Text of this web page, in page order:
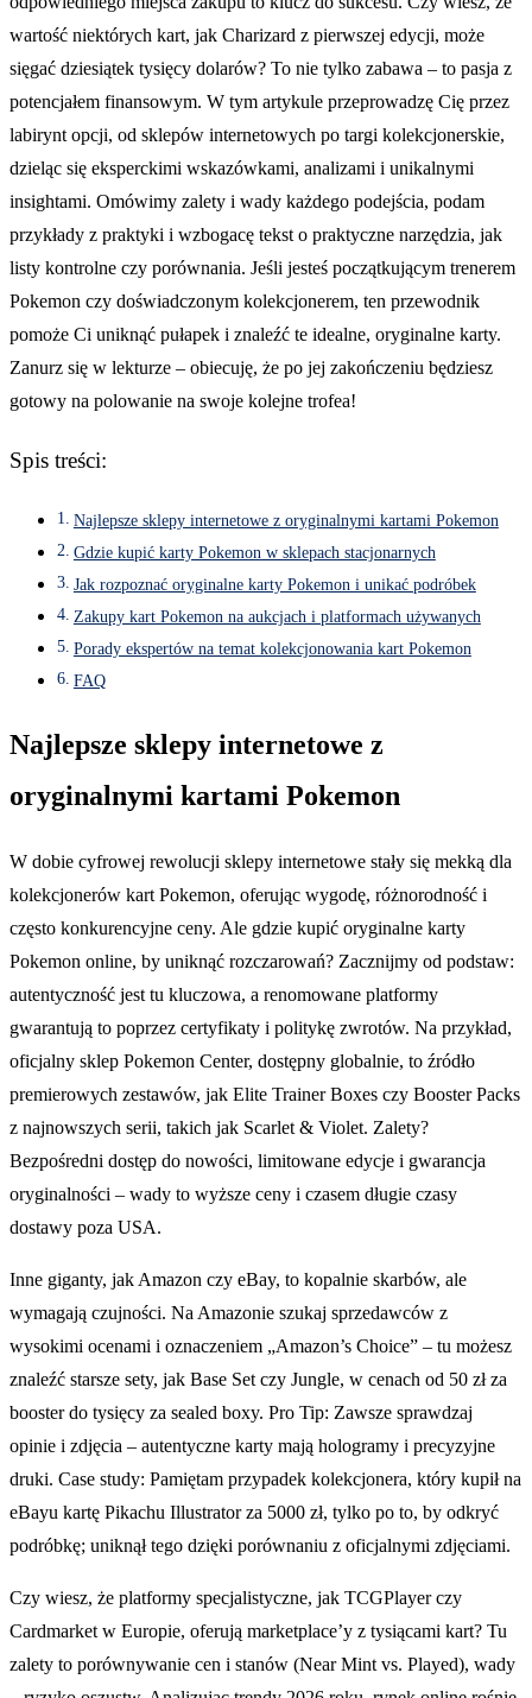
wartość niektórych kart, jak Charizard z pierwszej edycji, może
sięgać dziesiątek tysięcy dolarów? To nie tylko zabawa – to pasja z
potencjałem finansowym. W tym artykule przeprowadzę Cię przez
labirynt opcji, od sklepów internetowych po targi kolekcjonerskie,
dzieląc się eksperckimi wskazówkami, analizami i unikalnymi
insightami. Omówimy zalety i wady każdego podejścia, podam
przykłady z praktyki i wzbogacę tekst o praktyczne narzędzia, jak
listy kontrolne czy porównania. Jeśli jesteś początkującym trenerem
Pokemon czy doświadczonym kolekcjonerem, ten przewodnik
pomoże Ci uniknąć pułapek i znaleźć te idealne, oryginalne karty.
Zanurz się w lekturze – obiecuję, że po jej zakończeniu będziesz
gotowy na polowanie na swoje kolejne trofea!
Spis treści:
Najlepsze sklepy internetowe z oryginalnymi kartami Pokemon
Gdzie kupić karty Pokemon w sklepach stacjonarnych
Jak rozpoznać oryginalne karty Pokemon i unikać podróbek
Zakupy kart Pokemon na aukcjach i platformach używanych
Porady ekspertów na temat kolekcjonowania kart Pokemon
FAQ
Najlepsze sklepy internetowe z
oryginalnymi kartami Pokemon
W dobie cyfrowej rewolucji sklepy internetowe stały się mekką dla
kolekcjonerów kart Pokemon, oferując wygodę, różnorodność i
często konkurencyjne ceny. Ale gdzie kupić oryginalne karty
Pokemon online, by uniknąć rozczarowań? Zacznijmy od podstaw:
autentyczność jest tu kluczowa, a renomowane platformy
gwarantują to poprzez certyfikaty i politykę zwrotów. Na przykład,
oficjalny sklep Pokemon Center, dostępny globalnie, to źródło
premierowych zestawów, jak Elite Trainer Boxes czy Booster Packs
z najnowszych serii, takich jak Scarlet & Violet. Zalety?
Bezpośredni dostęp do nowości, limitowane edycje i gwarancja
oryginalności – wady to wyższe ceny i czasem długie czasy
dostawy poza USA.
Inne giganty, jak Amazon czy eBay, to kopalnie skarbów, ale
wymagają czujności. Na Amazonie szukaj sprzedawców z
wysokimi ocenami i oznaczeniem „Amazon’s Choice” – tu możesz
znaleźć starsze sety, jak Base Set czy Jungle, w cenach od 50 zł za
booster do tysięcy za sealed boxy. Pro Tip: Zawsze sprawdzaj
opinie i zdjęcia – autentyczne karty mają hologramy i precyzyjne
druki. Case study: Pamiętam przypadek kolekcjonera, który kupił na
eBayu kartę Pikachu Illustrator za 5000 zł, tylko po to, by odkryć
podróbkę; uniknął tego dzięki porównaniu z oficjalnymi zdjęciami.
Czy wiesz, że platformy specjalistyczne, jak TCGPlayer czy
Cardmarket w Europie, oferują marketplace’y z tysiącami kart? Tu
zalety to porównywanie cen i stanów (Near Mint vs. Played), wady